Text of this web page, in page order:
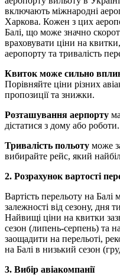
включають міжнародні
Харкова. Кожен з цих
Балі, що може значно
враховувати ціни на
аеропорту та тривалість
Квиток може сильно
Порівняйте ціни різних
пропозиції та знижки.
Розташування аерпорту
дістатися з дому або роботи.
Тривалість польоту може
вибирайте рейс, який
2. Розрахунок вартості
Вартість перельоту на Балі
залежності від сезону, дня
Найвищі ціни на квитки
сезон (липень-серпень) та
заощадити на перельоті,
на Балі в низький сезон
3. Вибір авіакомпанії